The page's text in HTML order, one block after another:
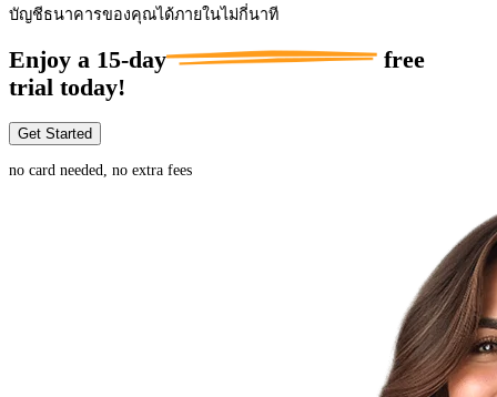
บัญชีธนาคารของคุณได้ภายในไม่กี่นาที
Enjoy a 15-day
free
trial today!
Get Started
no card needed, no extra fees